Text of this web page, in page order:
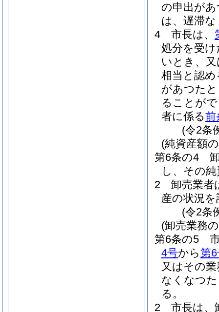
の申出が
は、遅滞
4
市長は、
処分を受
いとき、
相当と認
があつた
ることが
者に係る前
(令2条
(純資産額
第6条の4
し、その
2
卸売業者
産の状況
(令2条
(卸売業務
第6条の5
4号から第
又はその
なくなつ
る。
2
市長は、